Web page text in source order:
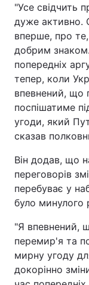
"Усе свідчить
дуже активно.
вперше, про
добрим
попередніх
тепер, коли
впевнений, що
поспішатиме
угоди, який
сказав
Він додав, що
переговорів
перебуває у
було минулого
"Я впевнений,
перемир'я та
мирну угоду
докорінно